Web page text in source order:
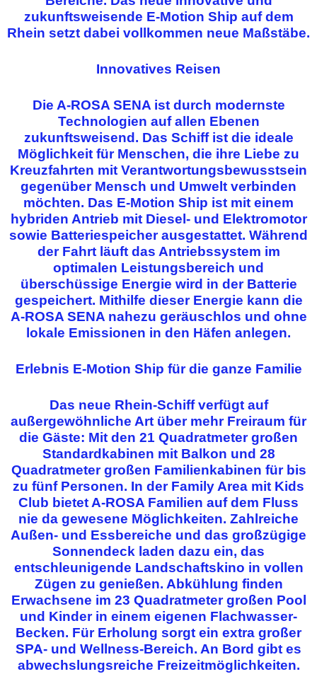
zukunftsweisende E-Motion Ship auf dem
Rhein setzt dabei vollkommen neue Maßstäbe.
Innovatives Reisen
Die A-ROSA SENA ist durch modernste
Technologien auf allen Ebenen
zukunftsweisend. Das Schiff ist die ideale
Möglichkeit für Menschen, die ihre Liebe zu
Kreuzfahrten mit Verantwortungsbewusstsein
gegenüber Mensch und Umwelt verbinden
möchten. Das E-Motion Ship ist mit einem
hybriden Antrieb mit Diesel- und Elektromotor
sowie Batteriespeicher ausgestattet. Während
der Fahrt läuft das Antriebssystem im
optimalen Leistungsbereich und
überschüssige Energie wird in der Batterie
gespeichert. Mithilfe dieser Energie kann die
A-ROSA SENA nahezu geräuschlos und ohne
lokale Emissionen in den Häfen anlegen.
Erlebnis E-Motion Ship für die ganze Familie
Das neue Rhein-Schiff verfügt auf
außergewöhnliche Art über mehr Freiraum für
die Gäste: Mit den 21 Quadratmeter großen
Standardkabinen mit Balkon und 28
Quadratmeter großen Familienkabinen für bis
zu fünf Personen. In der Family Area mit Kids
Club bietet A-ROSA Familien auf dem Fluss
nie da gewesene Möglichkeiten. Zahlreiche
Außen- und Essbereiche und das großzügige
Sonnendeck laden dazu ein, das
entschleunigende Landschaftskino in vollen
Zügen zu genießen. Abkühlung finden
Erwachsene im 23 Quadratmeter großen Pool
und Kinder in einem eigenen Flachwasser-
Becken. Für Erholung sorgt ein extra großer
SPA- und Wellness-Bereich. An Bord gibt es
abwechslungsreiche Freizeitmöglichkeiten.